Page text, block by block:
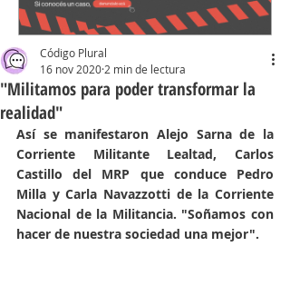
"Militamos para poder transformar la
realidad"
Código Plural
16 nov 2020 2 min de lectura
Así se manifestaron Alejo Sarna de la
Corriente Militante Lealtad, Carlos
Castillo del MRP que conduce Pedro
Milla y Carla Navazzotti de la Corriente
Nacional de la Militancia. "Soñamos con
hacer de nuestra sociedad una mejor".